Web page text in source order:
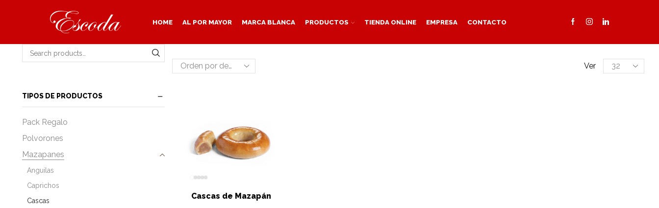
HOME AL POR MAYOR MARCA BLANCA PRODUCTOS TIENDA ONLINE EMPRESA CONTACTO
Ver
Products
per
Cascas de Mazapán
Search for: SEARCH
TIPOS DE PRODUCTOS
Pack Regalo
Polvorones
Mazapanes
Anguilas
Caprichos
Cascas